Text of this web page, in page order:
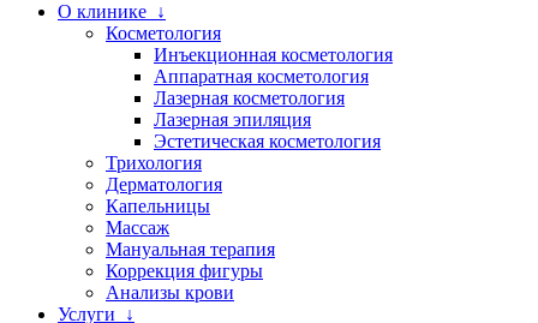
О клинике ↓
Косметология
Инъекционная косметология
Аппаратная косметология
Лазерная косметология
Лазерная эпиляция
Эстетическая косметология
Трихология
Дерматология
Капельницы
Массаж
Мануальная терапия
Коррекция фигуры
Анализы крови
Услуги ↓